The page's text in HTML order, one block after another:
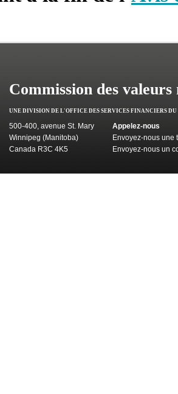
Commission des
UNE DIVISION DE L'OFFICE DES SERVICES FINANCIERS
500-400, avenue St. Mary
Winnipeg (Manitoba)
Canada R3C 4K5
Appelez-nous
Envoyez-nous une
Envoyez-nous un